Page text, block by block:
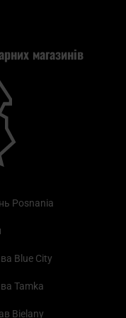
магазинів
Posnania
Blue City
Tamka
Bielany